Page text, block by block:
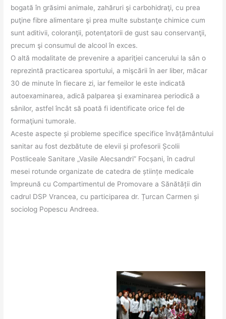
bogată în grăsimi animale, zahăruri şi carbohidraţi, cu prea
puţine fibre alimentare şi prea multe substanţe chimice cum
sunt aditivii, coloranţii, potenţatorii de gust sau conservanţii,
precum şi consumul de alcool în exces.
O altă modalitate de prevenire a apariţiei cancerului la sân o
reprezintă practicarea sportului, a mişcării în aer liber, măcar
30 de minute în fiecare zi, iar femeilor le este indicată
autoexaminarea, adică palparea şi examinarea periodică a
sânilor, astfel încât să poată fi identificate orice fel de
formaţiuni tumorale.
Aceste aspecte și probleme specifice specifice învățământului
sanitar au fost dezbătute de elevii și profesorii Școlii
Postliceale Sanitare „Vasile Alecsandri” Focșani, în cadrul
mesei rotunde organizate de catedra de științe medicale
împreună cu Compartimentul de Promovare a Sănătății din
cadrul DSP Vrancea, cu participarea dr. Țurcan Carmen și
sociolog Popescu Andreea.